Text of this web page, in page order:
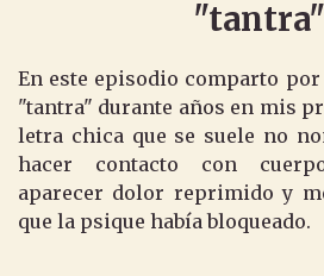
En este episodio comparto
"tantra" durante años en mis
letra chica que se suele no
hacer contacto con
aparecer dolor reprimido y
que la psique había bloqueado.